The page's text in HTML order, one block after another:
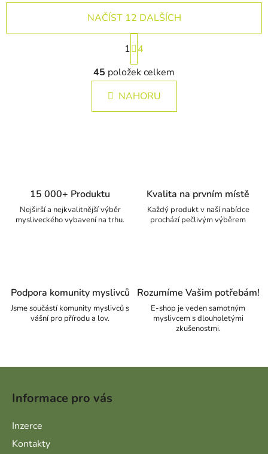
Ovládací prvky výpisu
NAČÍST 12 DALŠÍCH
Stránkování
1
4
45 položek celkem
NAHORU
15 000+ Produktu
Nejširší a nejkvalitnější výběr
mysliveckého vybavení na trhu.
Kvalita na prvním místě
Každý produkt v naší nabídce
prochází pečlivým výběrem
Podpora komunity myslivců
Jsme součástí komunity myslivců s
vášní pro přírodu a lov.
Rozumíme Vašim potřebám!
E-shop je veden samotným
myslivcem s dlouholetými
zkušenostmi.
Informace pro vás
Inzerce
Kontakty